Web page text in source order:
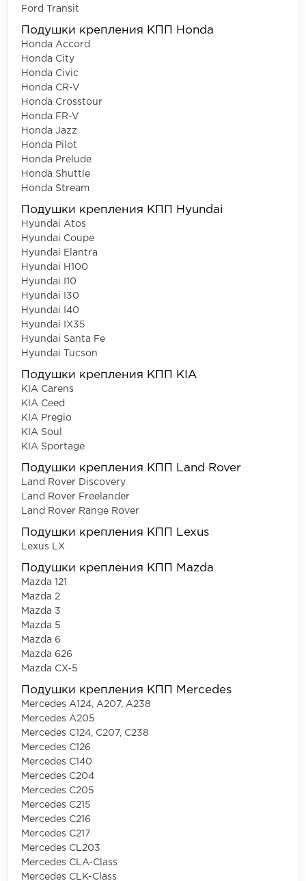
Ford Transit
Подушки крепления КПП Honda
Honda Accord
Honda City
Honda Civic
Honda CR-V
Honda Crosstour
Honda FR-V
Honda Jazz
Honda Pilot
Honda Prelude
Honda Shuttle
Honda Stream
Подушки крепления КПП Hyundai
Hyundai Atos
Hyundai Coupe
Hyundai Elantra
Hyundai H100
Hyundai I10
Hyundai I30
Hyundai I40
Hyundai IX35
Hyundai Santa Fe
Hyundai Tucson
Подушки крепления КПП KIA
KIA Carens
KIA Ceed
KIA Pregio
KIA Soul
KIA Sportage
Подушки крепления КПП Land Rover
Land Rover Discovery
Land Rover Freelander
Land Rover Range Rover
Подушки крепления КПП Lexus
Lexus LX
Подушки крепления КПП Mazda
Mazda 121
Mazda 2
Mazda 3
Mazda 5
Mazda 6
Mazda 626
Mazda CX-5
Подушки крепления КПП Mercedes
Mercedes A124, A207, A238
Mercedes A205
Mercedes C124, C207, C238
Mercedes C126
Mercedes C140
Mercedes C204
Mercedes C205
Mercedes C215
Mercedes C216
Mercedes C217
Mercedes CL203
Mercedes CLA-Class
Mercedes CLK-Class